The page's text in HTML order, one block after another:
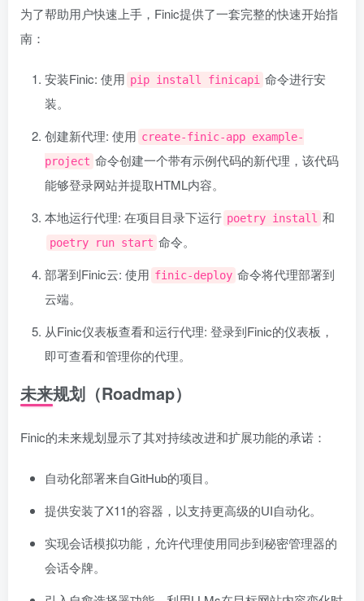
为了帮助用户快速上手，Finic提供了一套完整的快速开始指
南：
安装Finic: 使用 pip install finicapi 命令进行安
装。
创建新代理: 使用 create-finic-app example-
project 命令创建一个带有示例代码的新代理，该代码
能够登录网站并提取HTML内容。
本地运行代理: 在项目目录下运行 poetry install 和
poetry run start 命令。
部署到Finic云: 使用 finic-deploy 命令将代理部署到
云端。
从Finic仪表板查看和运行代理: 登录到Finic的仪表板，
即可查看和管理你的代理。
未来规划（Roadmap）
Finic的未来规划显示了其对持续改进和扩展功能的承诺：
自动化部署来自GitHub的项目。
提供安装了X11的容器，以支持更高级的UI自动化。
实现会话模拟功能，允许代理使用同步到秘密管理器的
会话令牌。